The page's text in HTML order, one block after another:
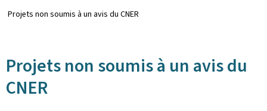
Projets non soumis à un avis du CNER
Projets non soumis à un avis du
CNER